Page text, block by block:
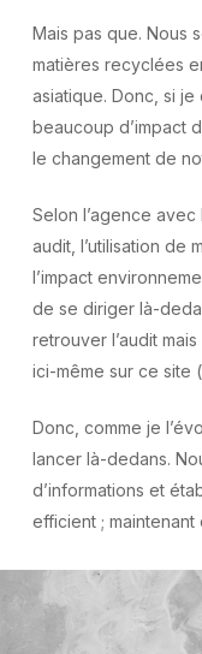
Mais pas que. Nous
matières recyclées
asiatique. Donc, si
beaucoup d’impact
le changement de
Selon l’agence
audit, l’utilisation de
l’impact
de se diriger là-
retrouver l’audit
ici-même sur ce site
Donc, comme je
lancer là-dedans.
d’informations et
efficient ; maintenant